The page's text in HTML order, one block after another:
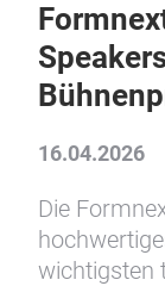
16.04.2026
Die
wichtigsten